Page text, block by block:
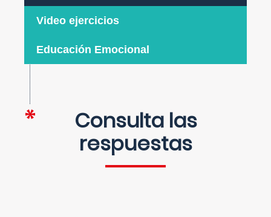
Video ejercicios
Educación Emocional
Consulta las
respuestas